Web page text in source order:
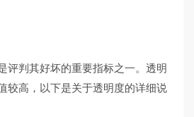
评判其好坏的重要指标之一。透明
较高，以下是关于透明度的详细说